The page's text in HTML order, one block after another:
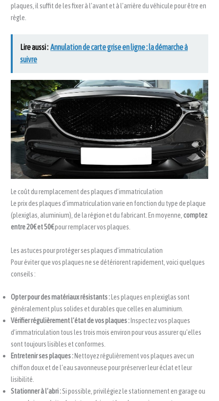
plaques, il suffit de les fixer à l’avant et à l’arrière du véhicule pour être en
règle.
Lire aussi : Annulation de carte grise en ligne : la démarche à
suivre
Le coût du remplacement des plaques d’immatriculation
Le prix des plaques d’immatriculation varie en fonction du type de plaque
(plexiglas, aluminium), de la région et du fabricant. En moyenne,comptez
entre 20€ et 50€pour remplacer vos plaques.
Les astuces pour protéger ses plaques d’immatriculation
Pour éviter que vos plaques ne se détériorent rapidement, voici quelques
conseils :
Opter pour des matériaux résistants :Les plaques en plexiglas sont
généralement plus solides et durables que celles en aluminium.
Vérifier régulièrement l’état de vos plaques :Inspectez vos plaques
d’immatriculation tous les trois mois environ pour vous assurer qu’elles
sont toujours lisibles et conformes.
Entretenir ses plaques :Nettoyez régulièrement vos plaques avec un
chiffon doux et de l’eau savonneuse pour préserver leur éclat et leur
lisibilité.
Stationner à l’abri :Si possible, privilégiez le stationnement en garage ou